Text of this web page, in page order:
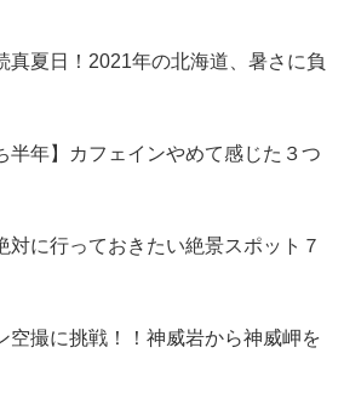
真夏日！2021年の北海道、暑さに負
半年】カフェインやめて感じた３つ
対に行っておきたい絶景スポット７
空撮に挑戦！！神威岩から神威岬を